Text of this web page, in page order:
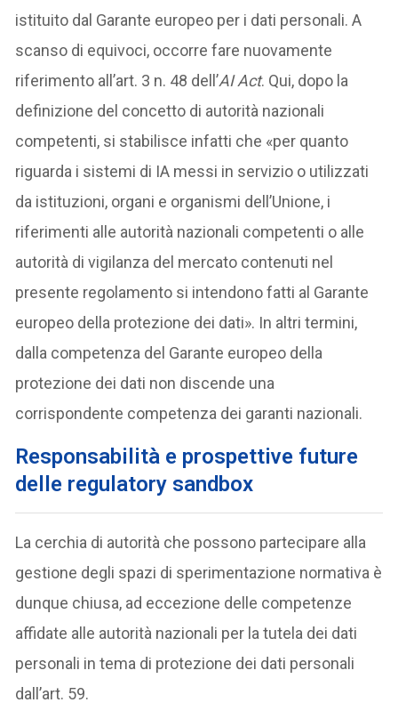
istituito dal Garante europeo per i dati personali. A
scanso di equivoci, occorre fare nuovamente
riferimento all’art. 3 n. 48 dell’AI Act. Qui, dopo la
definizione del concetto di autorità nazionali
competenti, si stabilisce infatti che «per quanto
riguarda i sistemi di IA messi in servizio o utilizzati
da istituzioni, organi e organismi dell’Unione, i
riferimenti alle autorità nazionali competenti o alle
autorità di vigilanza del mercato contenuti nel
presente regolamento si intendono fatti al Garante
europeo della protezione dei dati». In altri termini,
dalla competenza del Garante europeo della
protezione dei dati non discende una
corrispondente competenza dei garanti nazionali.
Responsabilità e prospettive future
delle regulatory sandbox
La cerchia di autorità che possono partecipare alla
gestione degli spazi di sperimentazione normativa è
dunque chiusa, ad eccezione delle competenze
affidate alle autorità nazionali per la tutela dei dati
personali in tema di protezione dei dati personali
dall’art. 59.